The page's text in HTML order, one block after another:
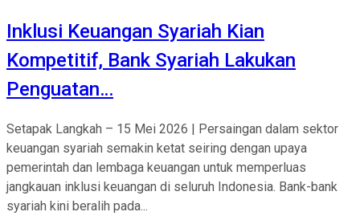
Inklusi Keuangan Syariah Kian
Kompetitif, Bank Syariah Lakukan
Penguatan…
Setapak Langkah – 15 Mei 2026 | Persaingan dalam sektor
keuangan syariah semakin ketat seiring dengan upaya
pemerintah dan lembaga keuangan untuk memperluas
jangkauan inklusi keuangan di seluruh Indonesia. Bank-bank
syariah kini beralih pada...